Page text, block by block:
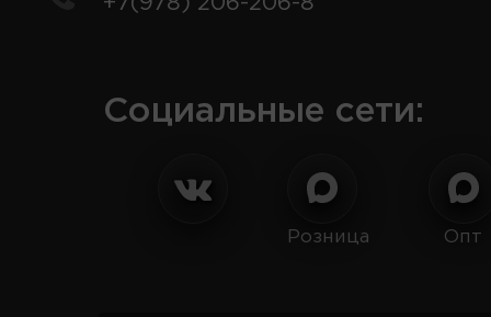
Социальные сети:
Розница Опт